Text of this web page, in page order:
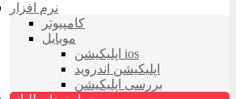
نرم افزار
کامپیوتر
موبایل
اپلیکیشن ios
اپلیکیشن اندروید
بررسی اپلیکیشن